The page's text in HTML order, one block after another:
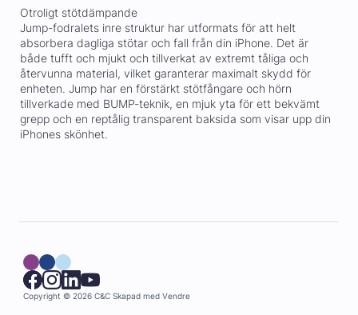
Otroligt stötdämpande
Jump-fodralets inre struktur har utformats för att helt
absorbera dagliga stötar och fall från din iPhone. Det är
både tufft och mjukt och tillverkat av extremt tåliga och
återvunna material, vilket garanterar maximalt skydd för
enheten. Jump har en förstärkt stötfångare och hörn
tillverkade med BUMP-teknik, en mjuk yta för ett bekvämt
grepp och en reptålig transparent baksida som visar upp din
iPhones skönhet.
Copyright © 2026 C&C Skapad med Vendre